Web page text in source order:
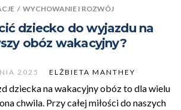
/ WYCHOWANIE I ROZWÓJ
dziecko do wyjazdu na
obóz wakacyjny?
2025 ELŻBIETA MANTHEY
dziecka na wakacyjny obóz to dla wielu
chwila. Przy całej miłości do naszych